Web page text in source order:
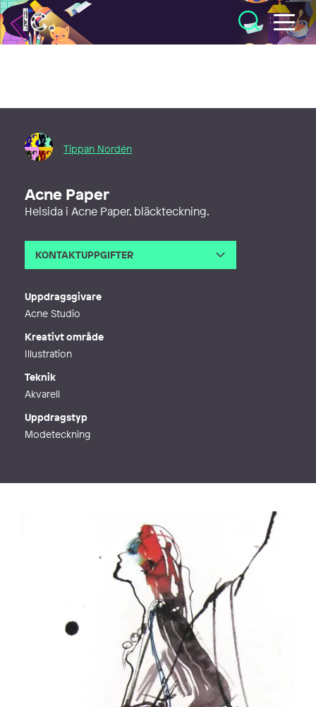
Illustratörcentrum
Tippan Nordén
Acne Paper
Helsida i Acne Paper, bläckteckning.
KONTAKTUPPGIFTER
Uppdragsgivare
Acne Studio
Kreativt område
Illustration
Teknik
Akvarell
Uppdragstyp
Modeteckning